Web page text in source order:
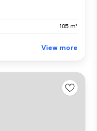
105 m²
View more